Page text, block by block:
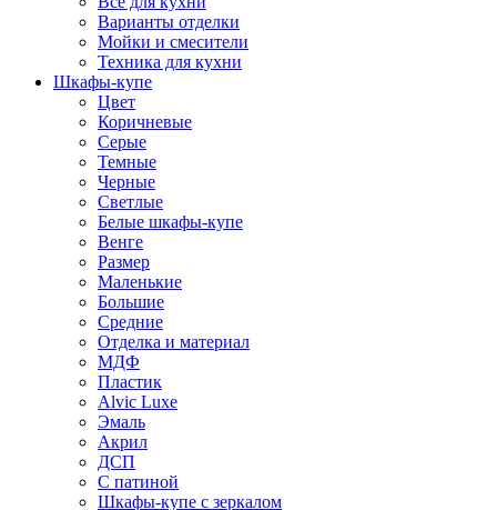
Варианты отделки
Мойки и смесители
Техника для кухни
Шкафы-купе
Цвет
Коричневые
Серые
Темные
Черные
Светлые
Белые шкафы-купе
Венге
Размер
Маленькие
Большие
Средние
Отделка и материал
МДФ
Пластик
Alvic Luxe
Эмаль
Акрил
ДСП
С патиной
Шкафы-купе с зеркалом